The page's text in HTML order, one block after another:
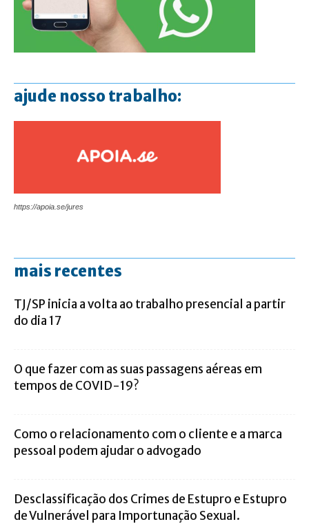
ajude nosso trabalho:
https://apoia.se/jures
mais recentes
TJ/SP inicia a volta ao trabalho presencial a partir
do dia 17
O que fazer com as suas passagens aéreas em
tempos de COVID-19?
Como o relacionamento com o cliente e a marca
pessoal podem ajudar o advogado
Desclassificação dos Crimes de Estupro e Estupro
de Vulnerável para Importunação Sexual.